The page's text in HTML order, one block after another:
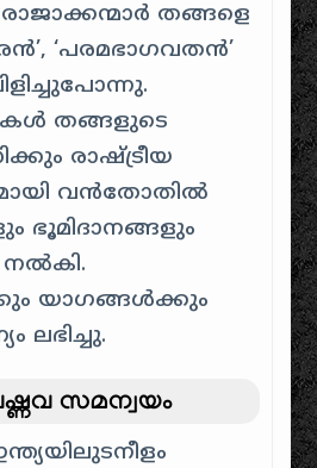
തങ്ങളെ
‘പരമഭാഗവതൻ’
തങ്ങളുടെ
രാഷ്ട്രീയ
വൻതോതിൽ
ഭൂമിദാനങ്ങളും
നൽകി.
യാഗങ്ങൾക്കും
ലഭിച്ചു.
സമന്വയം